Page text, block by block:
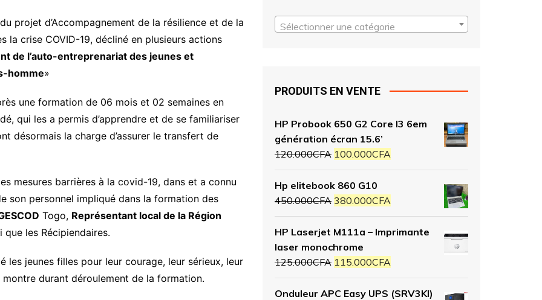
projet d’Accompagnement de la résilience et de la
la crise COVID-19, décliné en plusieurs actions
de l’auto-entreprenariat des jeunes et
homme»
une formation de 06 mois et 02 semaines en
qui les a permis d’apprendre et de se familiariser
désormais la charge d’assurer le transfert de
mesures barrières à la covid-19, dans et a connu
son personnel impliqué dans la formation des
Togo, Représentant local de la Région
les Récipiendaires.
jeunes filles pour leur courage, leur sérieux, leur
durant déroulement de la formation.
Sélectionner une catégorie
PRODUITS EN VENTE
HP Probook 650 G2 Core I3 6em
génération écran 15.6’
120.000CFA 100.000CFA
Hp elitebook 860 G10
450.000CFA 380.000CFA
HP Laserjet M111a – Imprimante
laser monochrome
125.000CFA 115.000CFA
Onduleur APC Easy UPS (SRV3KI)